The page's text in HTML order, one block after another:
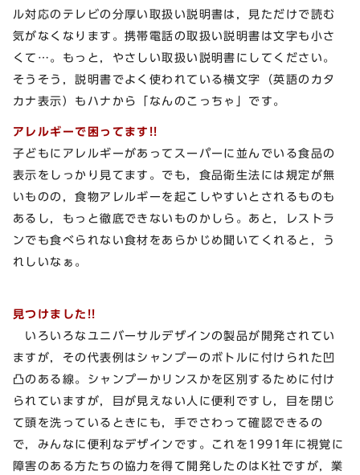
ル対応のテレビの分厚い取扱い説明書は，見ただけで読む
気がなくなります。携帯電話の取扱い説明書は文字も小さ
くて…。もっと，やさしい取扱い説明書にしてください。
そうそう，説明書でよく使われている横文字（英語のカタ
カナ表示）もハナから「なんのこっちゃ」です。
アレルギーで困ってます!!
子どもにアレルギーがあってスーパーに並んでいる食品の
表示をしっかり見てます。でも，食品衛生法には規定が無
いものの，食物アレルギーを起こしやすいとされるものも
あるし，もっと徹底できないものかしら。あと，レストラ
ンでも食べられない食材をあらかじめ聞いてくれると，う
れしいなぁ。
見つけました!!
いろいろなユニバーサルデザインの製品が開発されてい
ますが，その代表例はシャンプーのボトルに付けられた凹
凸のある線。シャンプーかリンスかを区別するために付け
られていますが，目が見えない人に便利ですし，目を閉じ
て頭を洗っているときにも，手でさわって確認できるの
で，みんなに便利なデザインです。これを1991年に視覚に
障害のある方たちの協力を得て開発したのはK社ですが，業